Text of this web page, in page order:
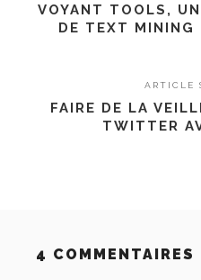
VOYANT TOOLS,
DE TEXT MINING
ARTICLE
FAIRE DE LA
TWITTER
4 COMMENTAIRES